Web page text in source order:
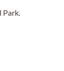
Park.